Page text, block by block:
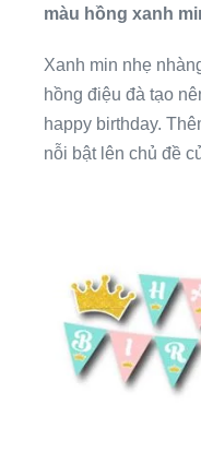
màu hồng xanh
Xanh min nhẹ
hồng điệu đà tạo
happy birthday.
nỗi bật lên chủ đề